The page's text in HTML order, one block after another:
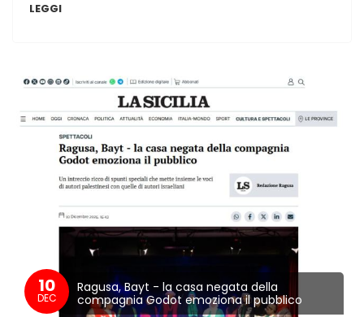
LEGGI
10
DEC
Ragusa, Bayt - la casa negata della
compagnia Godot emoziona il pubblico